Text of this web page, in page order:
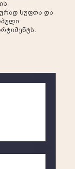
სუფთა და